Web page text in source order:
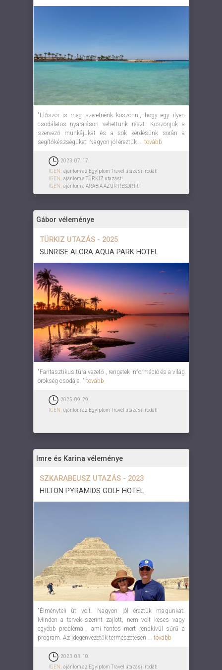
"Először is meg szeretnénk köszönni, hogy egy ilyen
csodálatos nyaraláson vehettünk részt. Köszönjük a
szervező munkájukat és a sok kérdésünk során a
segítőkészségüket! Nagyon jól éreztük ... tovább
2023. 07. 17.
IGEN,
ajánlom az Egyiptom Travel utazási irodát!
IGEN,
ajánlom a TÜRKIZ utazást!
IGEN,
ajánlom a ARABIA AZUR RESORT-t!
Gábor véleménye
TÜRKIZ UTAZÁS - 2025
SUNRISE ALORA AQUA PARK HOTEL
"Fantasztikus túra vezető , rengetek információ és a világ
örökség csodája. " tovább
2025. 09. 29.
IGEN,
ajánlom az Egyiptom Travel utazási irodát!
Imre és Karina véleménye
SZKARABEUSZ UTAZÁS - 2023
HILTON PYRAMIDS GOLF HOTEL
"Élményteli út volt. Nagyon jól éreztük magunkat.
Minden a tervek szerint zajlott, nem volt keses vagy
egyébb probléma , ami fontos mert rendkívül sűrű a
program. Az idegenvezetők természetesen ... tovább
2023. 03. 10.
IGEN,
ajánlom az Egyiptom Travel utazási irodát!